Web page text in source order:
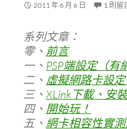
2011 年 6 月 6 日 1 則留
系列文章：
零、 前言
一、 PSP端設定（有
二、 虛擬網路卡設定
三、XLink下載、安
四、 開始玩！
五、 網卡相容性實